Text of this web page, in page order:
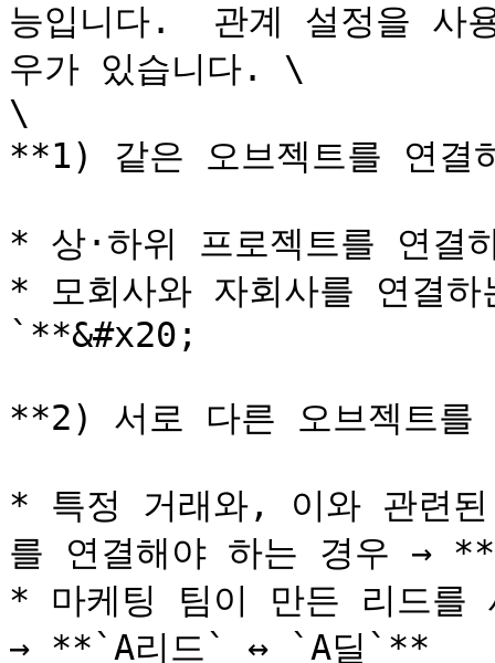
능입니다.  관계 설정을 사
우가 있습니다. \
\
**1) 같은 오브젝트를 연결
* 상·하위 프로젝트를 연
* 모회사와 자회사를 연결
`**&#x20;
**2) 서로 다른 오브젝트를
* 특정 거래와, 이와 관련
를 연결해야 하는 경우 →
* 마케팅 팀이 만든 리드를
→ **`A리드` ↔ `A딜`**